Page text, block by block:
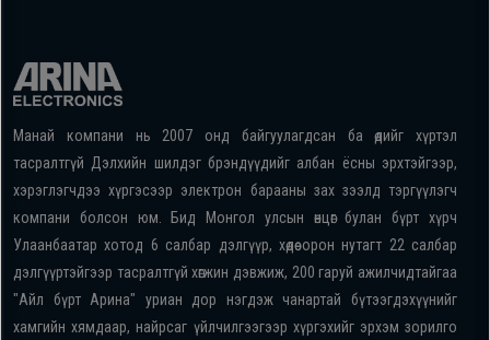
Манай компани нь 2007 онд байгуулагдсан ба өдийг хүртэл
тасралтгүй Дэлхийн шилдэг брэндүүдийг албан ёсны эрхтэйгээр,
хэрэглэгчдээ хүргэсээр электрон барааны зах зээлд тэргүүлэгч
компани болсон юм. Бид Монгол улсын өнцөг булан бүрт хүрч
Улаанбаатар хотод 6 салбар дэлгүүр, хөдөө орон нутагт 22 салбар
дэлгүүртэйгээр тасралтгүй хөгжин дэвжиж, 200 гаруй ажилчидтайгаа
"Айл бүрт Арина" уриан дор нэгдэж чанартай бүтээгдэхүүнийг
хамгийн хямдаар, найрсаг үйлчилгээгээр хүргэхийг эрхэм зорилго